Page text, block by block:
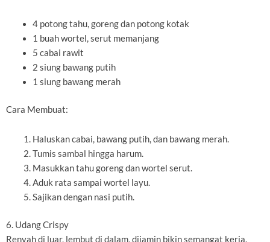
4 potong tahu, goreng dan potong kotak
1 buah wortel, serut memanjang
5 cabai rawit
2 siung bawang putih
1 siung bawang merah
Cara Membuat:
Haluskan cabai, bawang putih, dan bawang merah.
Tumis sambal hingga harum.
Masukkan tahu goreng dan wortel serut.
Aduk rata sampai wortel layu.
Sajikan dengan nasi putih.
6. Udang Crispy
Renyah di luar, lembut di dalam, dijamin bikin semangat kerja.